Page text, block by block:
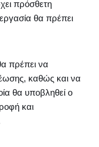
πρόσθετη
θα πρέπει
πρέπει να
καθώς και να
θα υποβληθεί ο
και